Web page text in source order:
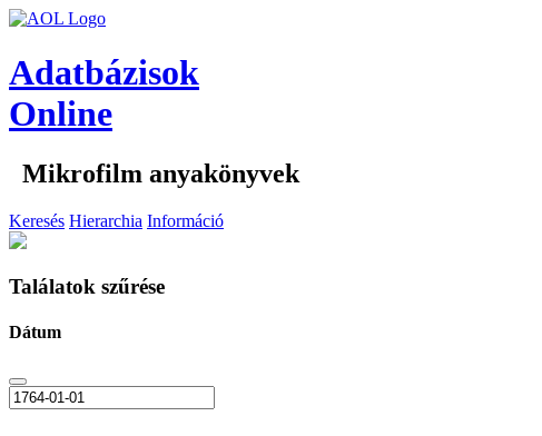
Adatbázisok
Online
Mikrofilm anyakönyvek
Keresés Hierarchia Információ
Találatok szűrése
Dátum